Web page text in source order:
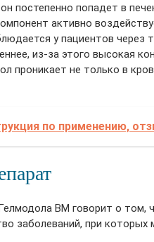
постепенно попадет в
активно
у пациентов через
из-за этого высокая
проникает не только в
по применению,
ВМ говорит о том,
заболеваний, при